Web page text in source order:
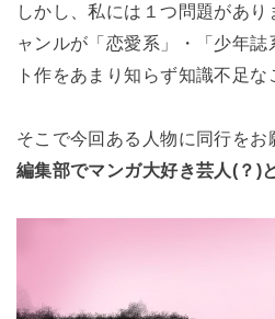
しかし、私には１つ問題があ
ャンルが「恋愛系」・「少年
ト作をあまり知らず知識不足な
そこで今回ある人物に同行をお
編集部でマンガ大好き芸人(？)